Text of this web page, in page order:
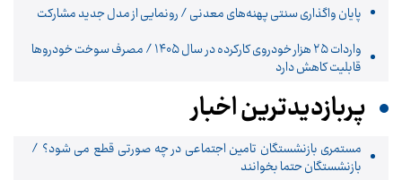
پایان واگذاری‌ سنتی پهنه‌های معدنی / رونمایی از مدل جدید مشارکت
واردات ۲۵ هزار خودروی کارکرده در سال ۱۴۰۵ / مصرف سوخت خودرو‌ها
قابلیت کاهش دارد
پربازدیدترین اخبار
مستمری بازنشستگان تامین اجتماعی در چه صورتی قطع می شود؟ /
بازنشستگان حتما بخوانند